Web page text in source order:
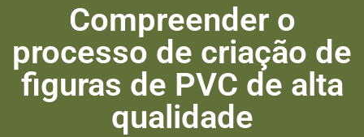
Compreender o
processo de criação de
figuras de PVC de alta
qualidade